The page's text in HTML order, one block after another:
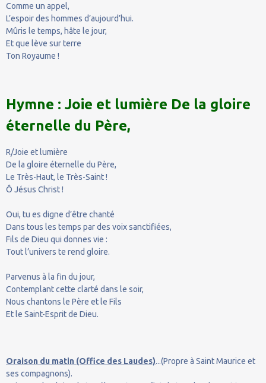
Comme un appel,
L’espoir des hommes d’aujourd’hui.
Mûris le temps, hâte le jour,
Et que lève sur terre
Ton Royaume !
Hymne : Joie et lumière De la gloire
éternelle du Père,
R/Joie et lumière
De la gloire éternelle du Père,
Le Très-Haut, le Très-Saint !
Ô Jésus Christ !
Oui, tu es digne d’être chanté
Dans tous les temps par des voix sanctifiées,
Fils de Dieu qui donnes vie :
Tout l’univers te rend gloire.
Parvenus à la fin du jour,
Contemplant cette clarté dans le soir,
Nous chantons le Père et le Fils
Et le Saint-Esprit de Dieu.
Oraison du matin (Office des Laudes)...(Propre à Saint Maurice et
ses compagnons).